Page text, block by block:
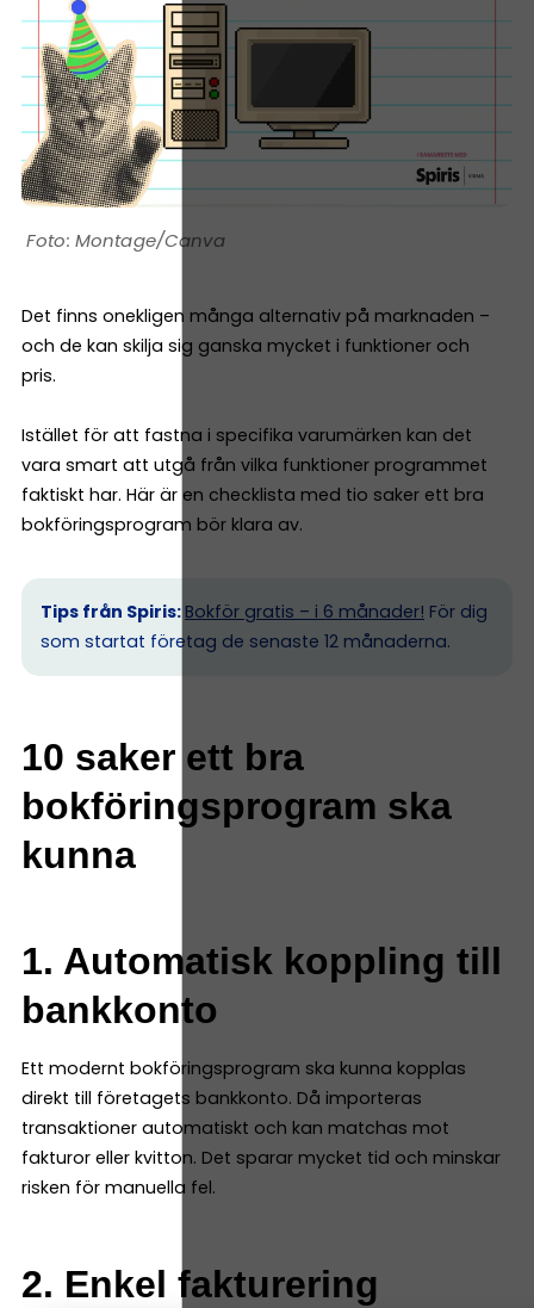
Montage/Canva
Det finns onekligen många alternativ på marknaden –
och de kan skilja sig ganska mycket i funktioner och
pris.
Istället för att fastna i specifika varumärken kan det
vara smart att utgå från vilka funktioner programmet
faktiskt har. Här är en checklista med tio saker ett bra
bokföringsprogram bör klara av.
Tips från Spiris: Bokför gratis – i 6 månader! För dig
som startat företag de senaste 12 månaderna.
10 saker ett bra
bokföringsprogram ska
kunna
1. Automatisk koppling till
bankkonto
Ett modernt bokföringsprogram ska kunna kopplas
direkt till företagets bankkonto. Då importeras
transaktioner automatiskt och kan matchas mot
fakturor eller kvitton. Det sparar mycket tid och minskar
risken för manuella fel.
2. Enkel fakturering